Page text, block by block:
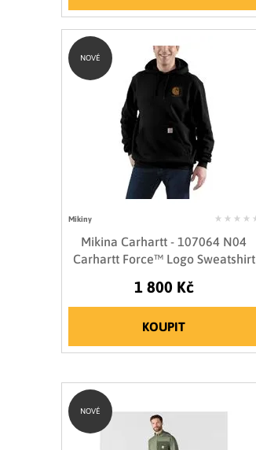
Mikiny
Mikina Carhartt - 107064 N04
Carhartt Force™ Logo Sweatshirt
1 800 Kč
KOUPIT
NOVÉ
NOVÉ